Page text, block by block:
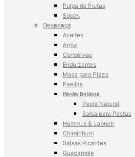
Pulpa de Frutas
Sopas
Despensa
Aceites
Arroz
Conservas
Endulzantes
Masa para Pizza
Paellas
Pasta Italiana
Pasta Natural
Salsa para Pastas
Hummus & Labneh
Chimichurri
Salsas Picantes
Guacamole